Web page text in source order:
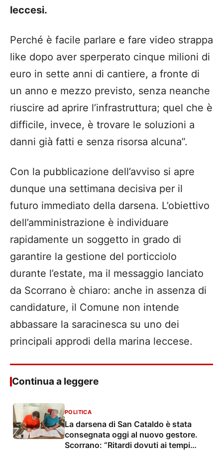
leccesi.
Perché è facile parlare e fare video strappa
like dopo aver sperperato cinque milioni di
euro in sette anni di cantiere, a fronte di
un anno e mezzo previsto, senza neanche
riuscire ad aprire l’infrastruttura; quel che è
difficile, invece, è trovare le soluzioni a
danni già fatti e senza risorsa alcuna”.
Con la pubblicazione dell’avviso si apre
dunque una settimana decisiva per il
futuro immediato della darsena. L’obiettivo
dell’amministrazione è individuare
rapidamente un soggetto in grado di
garantire la gestione del porticciolo
durante l’estate, ma il messaggio lanciato
da Scorrano è chiaro: anche in assenza di
candidature, il Comune non intende
abbassare la saracinesca su uno dei
principali approdi della marina leccese.
Continua a leggere
POLITICA
La darsena di San Cataldo è stata
consegnata oggi al nuovo gestore.
Scorrano: “Ritardi dovuti ai tempi